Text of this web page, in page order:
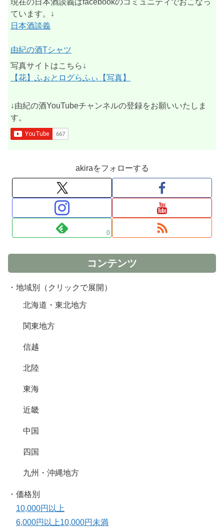
現在の日本酒談義はfacebookのコミュニティでおこなっ
ています。↓
日本酒談義
由紀の酒Tシャツ
写真サイトはこちら↓
【花】ふぉとログらふぃ【写真】
↓由紀の酒YouTubeチャンネルの登録をお願いいたしま
す。
akiraをフォローする
0
コンテンツ
・地域別（クリックで展開）
北海道・東北地方
関東地方
信越
北陸
東海
近畿
中国
四国
九州・沖縄地方
・価格別
10,000円以上
6,000円以上10,000円未満